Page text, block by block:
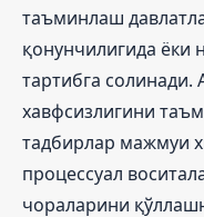
таъминлаш
қонунчилигида ёки
тартибга солинади.
хавфсизлигини
тадбирлар мажмуи
процессуал
чораларини